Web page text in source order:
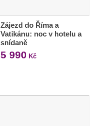
Zájezd do Říma a
Vatikánu: noc v hotelu a
snídaně
5 990 Kč